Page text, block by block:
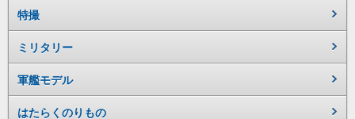
特撮
ミリタリー
軍艦モデル
はたらくのりもの